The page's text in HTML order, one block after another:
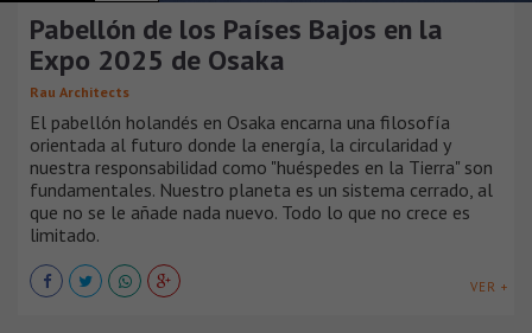
Pabellón de los Países Bajos en la
Expo 2025 de Osaka
Rau Architects
El pabellón holandés en Osaka encarna una filosofía
orientada al futuro donde la energía, la circularidad y
nuestra responsabilidad como "huéspedes en la Tierra" son
fundamentales. Nuestro planeta es un sistema cerrado, al
que no se le añade nada nuevo. Todo lo que no crece es
limitado.
VER +